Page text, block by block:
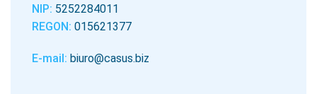
NIP: 5252284011
REGON: 015621377
E-mail: biuro@casus.biz